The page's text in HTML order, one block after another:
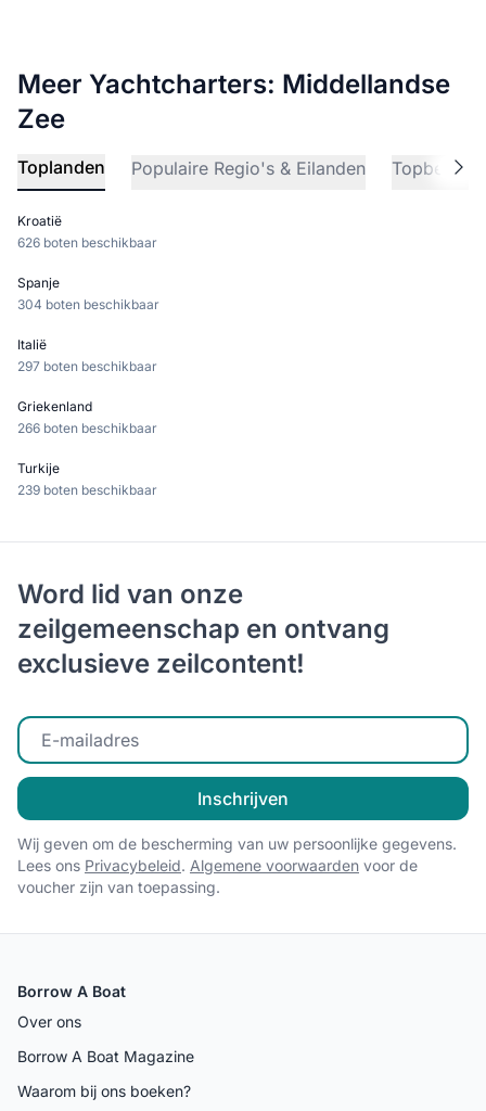
Meer Yachtcharters: Middellandse
Zee
Toplanden Populaire Regio's & Eilanden
Kroatië
626 boten beschikbaar
Spanje
304 boten beschikbaar
Italië
297 boten beschikbaar
Griekenland
266 boten beschikbaar
Turkije
239 boten beschikbaar
Word lid van onze
zeilgemeenschap en ontvang
exclusieve zeilcontent!
Voer uw e-mailadres in
Inschrijven
Wij geven om de bescherming van uw persoonlijke gegevens.
Lees ons Privacybeleid. Algemene voorwaarden voor de
voucher zijn van toepassing.
Borrow A Boat
Over ons
Borrow A Boat Magazine
Waarom bij ons boeken?